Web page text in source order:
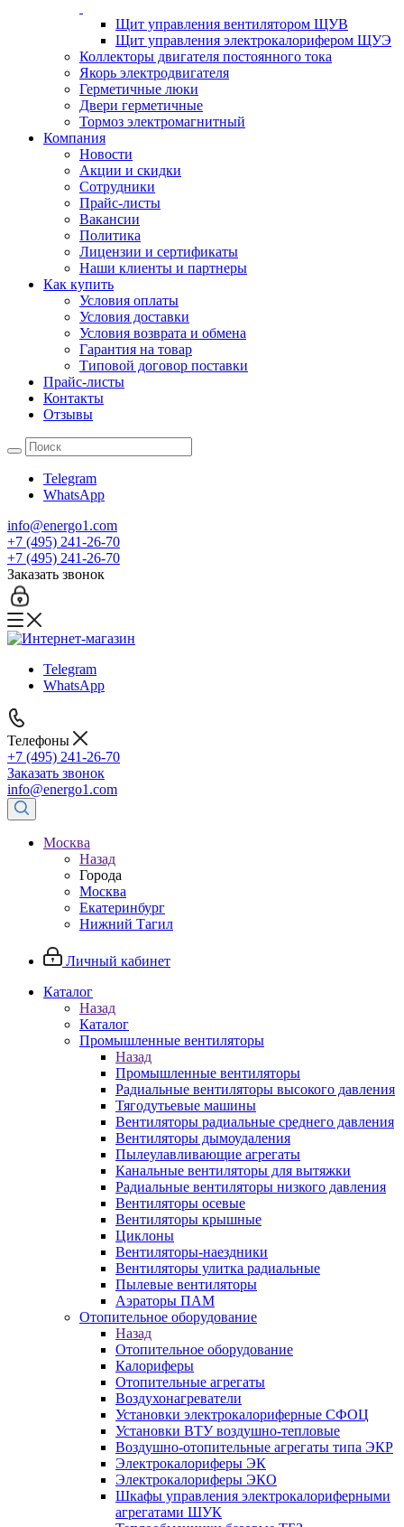
Щит управления вентилятором ЩУВ
Щит управления электрокалорифером ЩУЭ
Коллекторы двигателя постоянного тока
Якорь электродвигателя
Герметичные люки
Двери герметичные
Тормоз электромагнитный
Компания
Новости
Акции и скидки
Сотрудники
Прайс-листы
Вакансии
Политика
Лицензии и сертификаты
Наши клиенты и партнеры
Как купить
Условия оплаты
Условия доставки
Условия возврата и обмена
Гарантия на товар
Типовой договор поставки
Прайс-листы
Контакты
Отзывы
Telegram
WhatsApp
info@energo1.com
+7 (495) 241-26-70
+7 (495) 241-26-70
Заказать звонок
Telegram
WhatsApp
Телефоны
+7 (495) 241-26-70
Заказать звонок
info@energo1.com
Москва
Назад
Города
Москва
Екатеринбург
Нижний Тагил
Личный кабинет
Каталог
Назад
Каталог
Промышленные вентиляторы
Назад
Промышленные вентиляторы
Радиальные вентиляторы высокого давления
Тягодутьевые машины
Вентиляторы радиальные среднего давления
Вентиляторы дымоудаления
Пылеулавливающие агрегаты
Канальные вентиляторы для вытяжки
Радиальные вентиляторы низкого давления
Вентиляторы осевые
Вентиляторы крышные
Циклоны
Вентиляторы-наездники
Вентиляторы улитка радиальные
Пылевые вентиляторы
Аэраторы ПАМ
Отопительное оборудование
Назад
Отопительное оборудование
Калориферы
Отопительные агрегаты
Воздухонагреватели
Установки электрокалориферные СФОЦ
Установки ВТУ воздушно-тепловые
Воздушно-отопительные агрегаты типа ЭКР
Электрокалориферы ЭК
Электрокалориферы ЭКО
Шкафы управления электрокалориферными
агрегатами ШУК